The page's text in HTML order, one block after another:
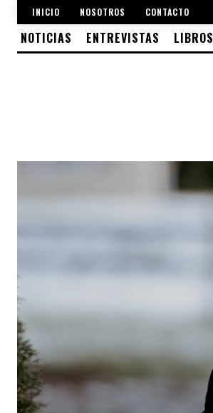
INICIO NOSOTROS CONTACTO
NOTICIAS ENTREVISTAS LIBROS